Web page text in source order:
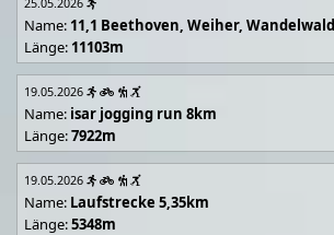
Name: 11,1 Beethoven, Weiher, Wandelwald
Länge: 11103m
19.05.2026
Name: isar jogging run 8km
Länge:7922m
19.05.2026
Name: Laufstrecke 5,35km
Länge:5348m